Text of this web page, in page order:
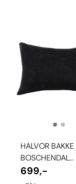
HALVOR BAKKE
BOSCHENDAL
PUTETREKK
699,-